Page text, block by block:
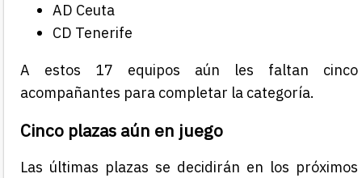
AD Ceuta
CD Tenerife
A estos 17 equipos aún les faltan cinco
acompañantes para completar la categoría.
Cinco plazas aún en juego
Las últimas plazas se decidirán en los próximos